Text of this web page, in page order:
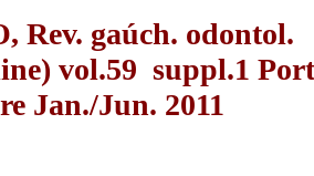
Rev. gaúch. odontol.
vol.59 suppl.1
Jan./Jun. 2011